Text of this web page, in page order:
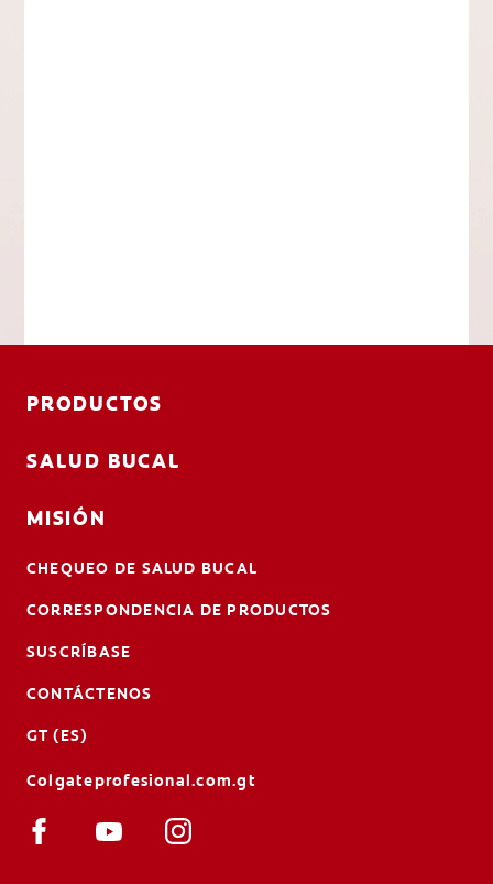
PRODUCTOS
SALUD BUCAL
MISIÓN
CHEQUEO DE SALUD BUCAL
CORRESPONDENCIA DE PRODUCTOS
SUSCRÍBASE
CONTÁCTENOS
GT (ES)
Colgateprofesional.com.gt